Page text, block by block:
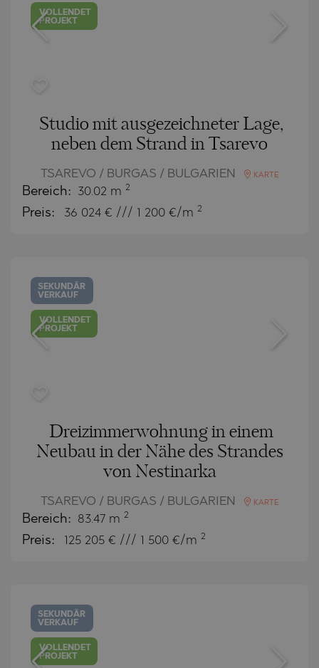
VOLLENDET
PROJEKT
Studio mit ausgezeichneter Lage,
neben dem Strand in Tsarevo
TSAREVO / BURGAS / BULGARIEN KARTE
Bereich: 30.02 m 2
Preis: 36 024 € /// 1 200 €/m 2
SEKUNDÄR
VERKAUF
VOLLENDET
PROJEKT
Dreizimmerwohnung in einem
Neubau in der Nähe des Strandes
von Nestinarka
TSAREVO / BURGAS / BULGARIEN KARTE
Bereich: 83.47 m 2
Preis: 125 205 € /// 1 500 €/m 2
SEKUNDÄR
VERKAUF
VOLLENDET
PROJEKT